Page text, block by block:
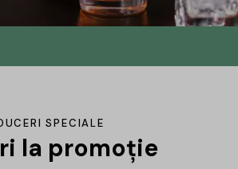
un mic cadou.
SPECIALE
la promoție